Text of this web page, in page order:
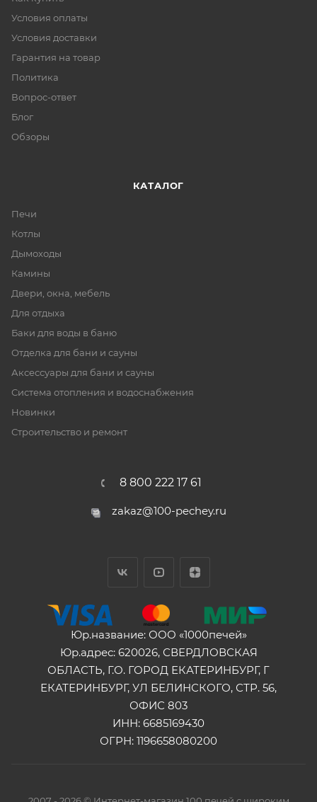
Условия оплаты
Условия доставки
Гарантия на товар
Политика
Вопрос-ответ
Блог
Обзоры
КАТАЛОГ
Печи
Котлы
Дымоходы
Камины
Двери, окна, мебель
Для отдыха
Баки для воды в баню
Отделка для бани и сауны
Аксессуары для бани и сауны
Система отопления и водоснабжения
Новинки
Строительство и ремонт
8 800 222 17 61
zakaz@100-pechey.ru
Юр.название: ООО «1000печей»
Юр.адрес: 620026, СВЕРДЛОВСКАЯ
ОБЛАСТЬ, Г.О. ГОРОД ЕКАТЕРИНБУРГ, Г
ЕКАТЕРИНБУРГ, УЛ БЕЛИНСКОГО, СТР. 56,
ОФИС 803
ИНН: 6685169430
ОГРН: 1196658080200